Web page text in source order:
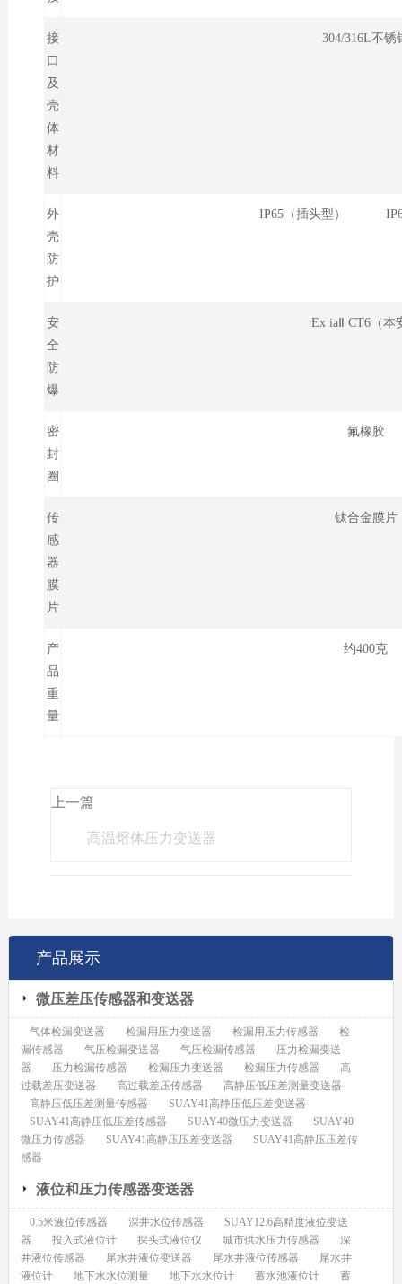
接
口
及
壳
体
材
料
304/316L不锈
外
壳
防
护
IP65（插头型）
安
全
防
爆
Ex iaⅡ CT6（本
密
封
圈
氟橡胶
传
感
器
膜
片
钛合金膜片
产
品
重
量
约400克
上一篇
高温熔体压力变送器
产品展示
微压差压传感器和变送器
气体检漏变送器 检漏用压力变送器 检漏用压力传感器
检
漏传感器
气压检漏变送器 气压检漏传感器
压力检漏变送
器
压力检漏传感器 检漏压力变送器 检漏压力传感器
高
过载差压变送器
高过载差压传感器
高静压低压差测量变送器
高静压低压差测量传感器
SUAY41高静压低压差变送器
SUAY41高静压低压差传感器
SUAY40微压力变送器
SUAY40
微压力传感器
SUAY41高静压压差变送器
SUAY41高静压压差传
感器
液位和压力传感器变送器
0.5米液位传感器 深井水位传感器
SUAY12.6高精度液位变送
器
投入式液位计 探头式液位仪 城市供水压力传感器
深
井液位传感器
尾水井液位变送器 尾水井液位传感器
尾水井
液位计
地下水水位测量 地下水水位计 蓄水池液位计
蓄